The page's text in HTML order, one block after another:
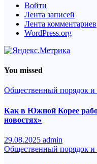
Войти
Лента записей
Лента комментариев
WordPress.org
You missed
Общественный порядок и
Как в Южной Корее
новостях»
29.08.2025 admin
Общественный порядок и